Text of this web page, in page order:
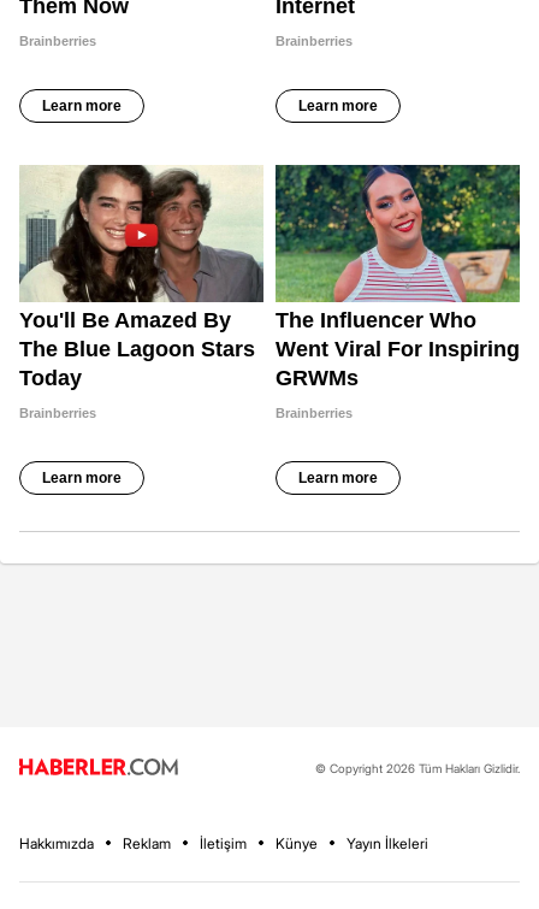
© Copyright 2026 Tüm Hakları Gizlidir.
Hakkımızda Reklam İletişim Künye Yayın İlkeleri